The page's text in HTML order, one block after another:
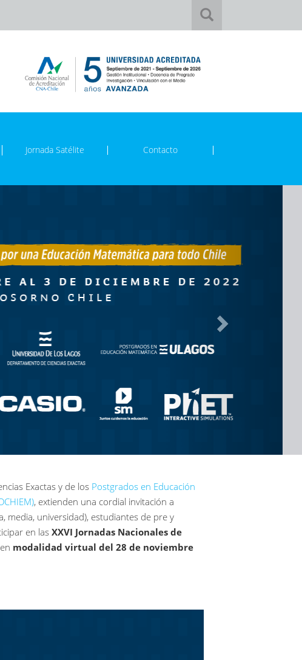
Jornada Satélite Contacto
Exactas y de los Postgrados en Educación
, extienden una cordial invitación a
media, universidad), estudiantes de pre y
en lasXXVI Jornadas Nacionales de
modalidad virtual del 28 de noviembre